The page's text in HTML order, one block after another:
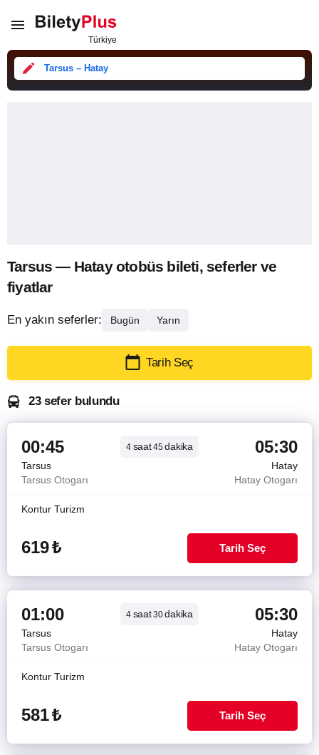
Tarsus – Hatay
Tarsus — Hatay otobüs bileti, seferler ve
fiyatlar
En yakın seferler: Bugün Yarın
Tarih Seç
23 sefer bulundu
00:45 4 saat45dakika 05:30
Tarsus
Hatay
Tarsus Otogarı
Hatay Otogarı
Kontur Turizm
619₺ Tarih Seç
01:00 4 saat30dakika 05:30
Tarsus
Hatay
Tarsus Otogarı
Hatay Otogarı
Kontur Turizm
581₺ Tarih Seç